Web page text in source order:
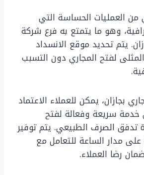
من العمليات الحساسة التي
وهو ما يتمتع به فرع شركة
يتم تحديد موقع الانسداد
لفتح المجاري دون التسبب
بجازان، يمكن للعملاء الاعتماد
سريعة وفعالة لفتح
تدفق الصرف الطبيعي. يتم توفير
مدار الساعة للتعامل مع
رضا العملاء.